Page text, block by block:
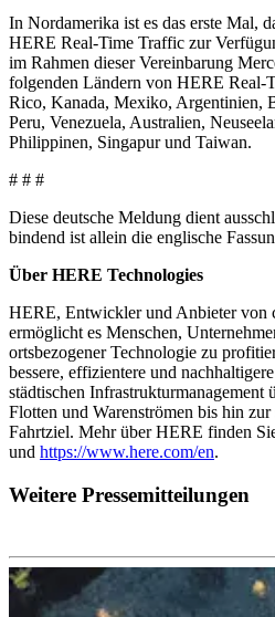
In Nordamerika ist es das erste Mal,
HERE Real-Time Traffic zur
im Rahmen dieser Vereinbarung
folgenden Ländern von HERE Real-
Rico, Kanada, Mexiko, Argentinien,
Peru, Venezuela, Australien,
Philippinen, Singapur und Taiwan.
# # #
Diese deutsche Meldung dient
bindend ist allein die englische
Über HERE Technologies
HERE, Entwickler und Anbieter von
ermöglicht es Menschen,
ortsbezogener Technologie zu
bessere, effizientere und
städtischen Infrastrukturmanagement
Flotten und Warenströmen bis hin
Fahrtziel. Mehr über HERE finden
und https://www.here.com/en.
Weitere Pressemitteilungen